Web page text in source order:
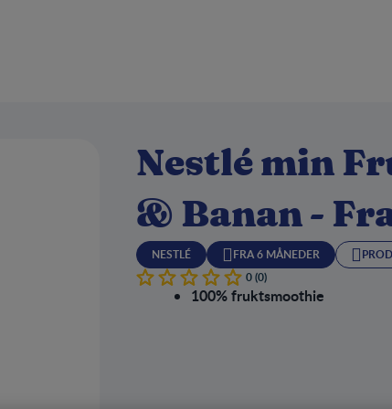
Nestlé min
& Banan -
NESTLÉ FRA 6 MÅNEDER
0 (0)
100% fruktsmoothie